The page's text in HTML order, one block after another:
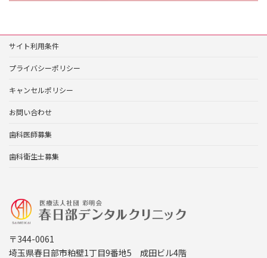
サイト利用条件
プライバシーポリシー
キャンセルポリシー
お問い合わせ
歯科医師募集
歯科衛生士募集
〒344-0061
埼玉県春日部市粕壁1丁目9番地5 成田ビル4階